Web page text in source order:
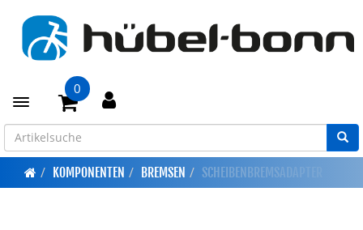
Toggle navigation
0
KOMPONENTEN BREMSEN SCHEIBENBREMSADAPTER